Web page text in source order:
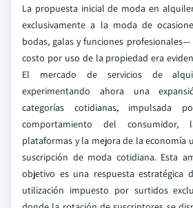
La propuesta inicial de moda en
exclusivamente a la moda de
bodas, galas y funciones
costo por uso de la propiedad era
El mercado de servicios de
experimentando ahora una
categorías cotidianas, impulsada
comportamiento del consumidor,
plataformas y la mejora de la economía
suscripción de moda cotidiana. Esta
objetivo es una respuesta estratégica
utilización impuesto por surtidos